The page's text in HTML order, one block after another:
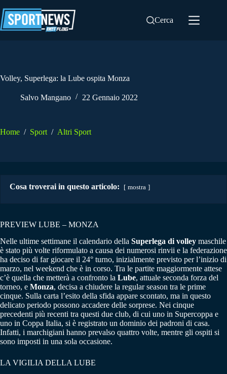
al
contenuto
Cerca
Volley, Superlega: la Lube ospita Monza
Salvo Mangano 22 Gennaio 2022
Home / Sport / Altri Sport
Cosa troverai in questo articolo: mostra
PREVIEW LUBE – MONZA
Nelle ultime settimane il calendario della Superlega di volley maschile
è stato più volte riformulato a causa dei numerosi rinvii e la federazione
ha deciso di far giocare il 24° turno, inizialmente previsto per l’inizio di
marzo, nel weekend che è in corso. Tra le partite maggiormente attese
c’è quella che metterà a confronto la Lube, attuale seconda forza del
torneo, e Monza, decisa a chiudere la regular season tra le prime
cinque. Sulla carta l’esito della sfida appare scontato, ma in questo
delicato periodo possono accadere delle sorprese. Nei cinque
precedenti più recenti tra questi due club, di cui uno in Supercoppa e
uno in Coppa Italia, si è registrato un dominio dei padroni di casa.
Infatti, i marchigiani hanno prevalso quattro volte, mentre gli ospiti si
sono imposti in una sola occasione.
LA VIGILIA DELLA LUBE